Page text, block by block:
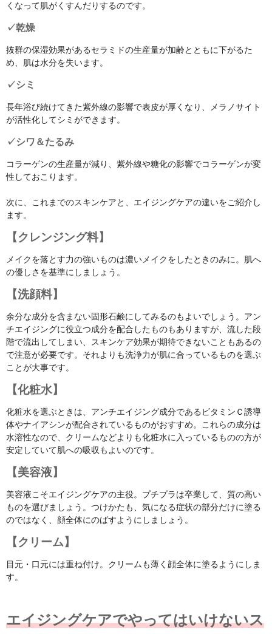
くなって肌がくすんだりするのです。
✓乾燥
抜群の保湿効果があるセラミドの生産量が加齢とともに下がるた
め、肌は水分を失います。
✓シミ
長年浴び続けてきた紫外線の影響で表皮が厚くなり、メラノサイト
が活性化してシミができます。
✓シワ＆たるみ
コラーゲンの生産量が減り、紫外線や糖化の影響でコラーゲンが変
性しておこります。
次に、これまでのスキンケアと、エイジングケアの違いをご紹介し
ます。
【クレンジング料】
メイクを落とす力の強いものは濃いメイクをしたときのみに。肌へ
の優しさを基準にしましょう。
【洗顔料】
余分な成分を含まない固形石鹸にしてみるのもよいでしょう。アン
チエイジングに役立つ成分を配合したものもありますが、流した段
階で流出してしまい、スキンケア効果が期待できないこともあるの
で注意が必要です。それよりも洗浄力が肌に合っているものを選ぶ
ことが大事です。
【化粧水】
化粧水を選ぶときは、アンチエイジング成分であるビタミンＣ誘導
体やナイアシンが配合されているものがおすすめ。これらの成分は
水溶性なので、クリームなどよりも化粧水に入っているものの方が
安定していて肌への吸収もよいのです。
【美容液】
美容液こそエイジングケアの主役。プチプラは卒業して、質の高い
ものを選びましょう。つけかたも、気になる症状の部分だけに塗る
のではなく、顔全体にのばすようにしましょう。
【クリーム】
目元・口元には重ね付け。クリームも薄く顔全体に塗るようにしま
す。
エイジングケアでやってはいけないス